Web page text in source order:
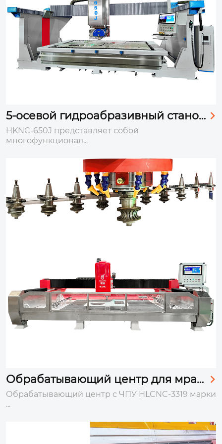
5-осевой гидроабразивный станок
HKNC-650J

HKNC-650J представляет собой
многофункционал...
Обрабатывающий центр для мрам
ора и гранита

Обрабатывающий центр с ЧПУ HLCNC-3319 марки
...